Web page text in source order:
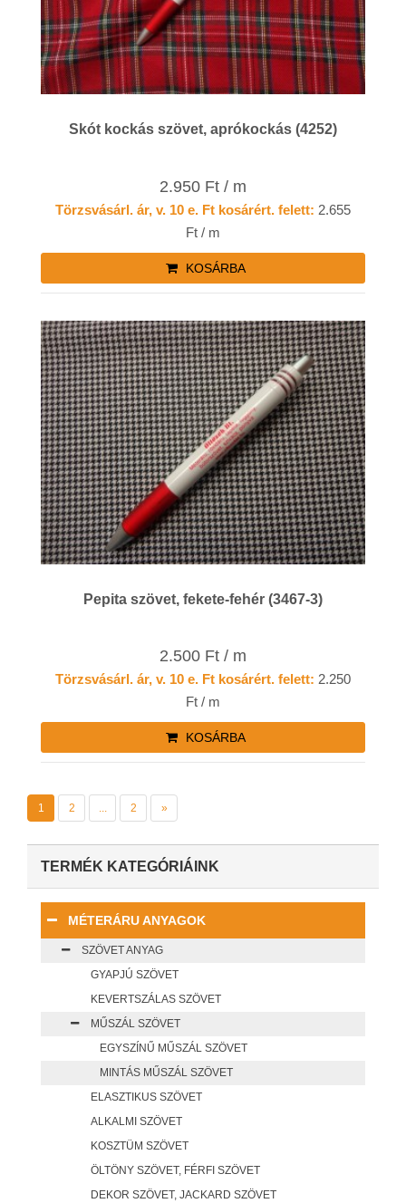
Skót kockás szövet, aprókockás (4252)
2.950 Ft / m
Törzsvásárl. ár, v. 10 e. Ft kosárért. felett: 2.655
Ft / m
KOSÁRBA
Pepita szövet, fekete-fehér (3467-3)
2.500 Ft / m
Törzsvásárl. ár, v. 10 e. Ft kosárért. felett: 2.250
Ft / m
KOSÁRBA
1 2 ... 2 »
TERMÉK KATEGÓRIÁINK
MÉTERÁRU ANYAGOK
SZÖVET ANYAG
GYAPJÚ SZÖVET
KEVERTSZÁLAS SZÖVET
MŰSZÁL SZÖVET
EGYSZÍNŰ MŰSZÁL SZÖVET
MINTÁS MŰSZÁL SZÖVET
ELASZTIKUS SZÖVET
ALKALMI SZÖVET
KOSZTÜM SZÖVET
ÖLTÖNY SZÖVET, FÉRFI SZÖVET
DEKOR SZÖVET, JACKARD SZÖVET